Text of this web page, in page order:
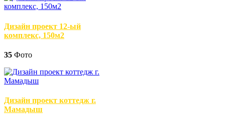
Дизайн проект 12-ый
комплекс, 150м2
35 Фото
Дизайн проект коттедж г.
Мамадыш